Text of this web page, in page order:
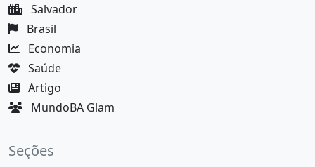
Salvador
Brasil
Economia
Saúde
Artigo
MundoBA Glam
Seções